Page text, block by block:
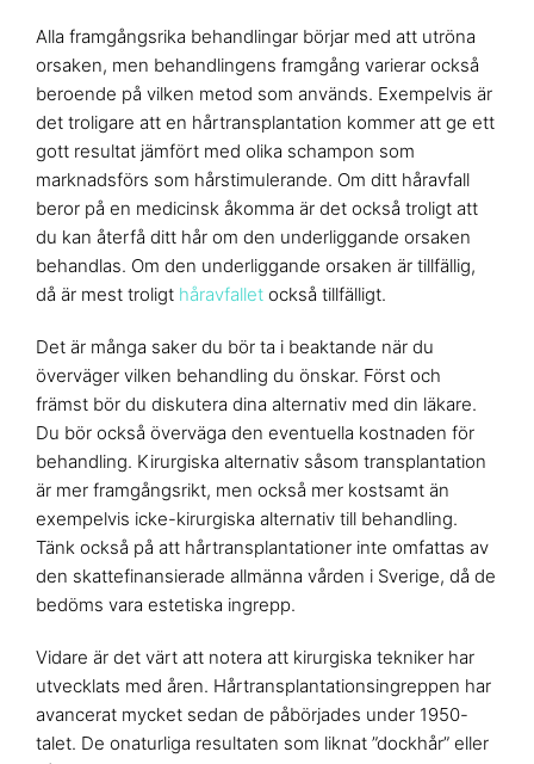
Alla framgångsrika behandlingar börjar med att utröna
orsaken, men behandlingens framgång varierar också
beroende på vilken metod som används. Exempelvis är
det troligare att en hårtransplantation kommer att ge ett
gott resultat jämfört med olika schampon som
marknadsförs som hårstimulerande. Om ditt håravfall
beror på en medicinsk åkomma är det också troligt att
du kan återfå ditt hår om den underliggande orsaken
behandlas. Om den underliggande orsaken är tillfällig,
då är mest troligt håravfallet också tillfälligt.
Det är många saker du bör ta i beaktande när du
överväger vilken behandling du önskar. Först och
främst bör du diskutera dina alternativ med din läkare.
Du bör också överväga den eventuella kostnaden för
behandling. Kirurgiska alternativ såsom transplantation
är mer framgångsrikt, men också mer kostsamt än
exempelvis icke-kirurgiska alternativ till behandling.
Tänk också på att hårtransplantationer inte omfattas av
den skattefinansierade allmänna vården i Sverige, då de
bedöms vara estetiska ingrepp.
Vidare är det värt att notera att kirurgiska tekniker har
utvecklats med åren. Hårtransplantationsingreppen har
avancerat mycket sedan de påbörjades under 1950-
talet. De onaturliga resultaten som liknat ”dockhår” eller